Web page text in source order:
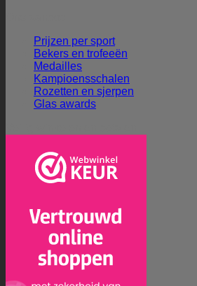
Prijzen per sport
Bekers en trofeeën
Medailles
Kampioensschalen
Rozetten en sjerpen
Glas awards